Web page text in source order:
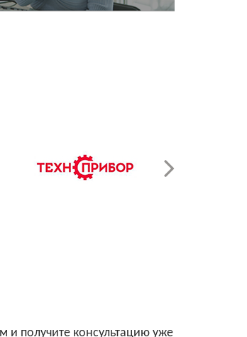
и получите консультацию уже